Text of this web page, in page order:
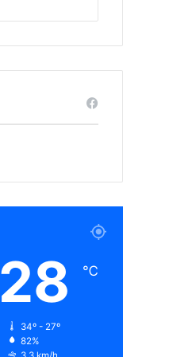
28 ℃
34º - 27º
82%